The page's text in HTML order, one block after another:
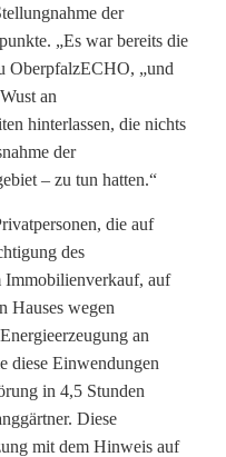
der
„Es war bereits die
OberpfalzECHO, „und
an
hinterlassen, die nichts
der
– zu tun hatten.“
die auf
des
Immobilienverkauf, auf
Hauses wegen
an
diese Einwendungen
in 4,5 Stunden
Diese
mit dem Hinweis auf